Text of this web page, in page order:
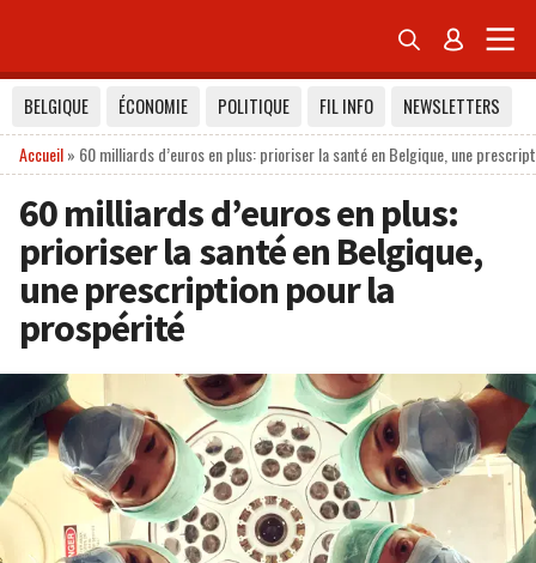
 
BELGIQUE ÉCONOMIE POLITIQUE FIL INFO
NEWSLETTERS
Accueil» 60 milliards d’euros en plus: prioriser la santé en Belgique, une
60 milliards d’euros en plus:
prioriser la santé en Belgique,
une prescription pour la
prospérité